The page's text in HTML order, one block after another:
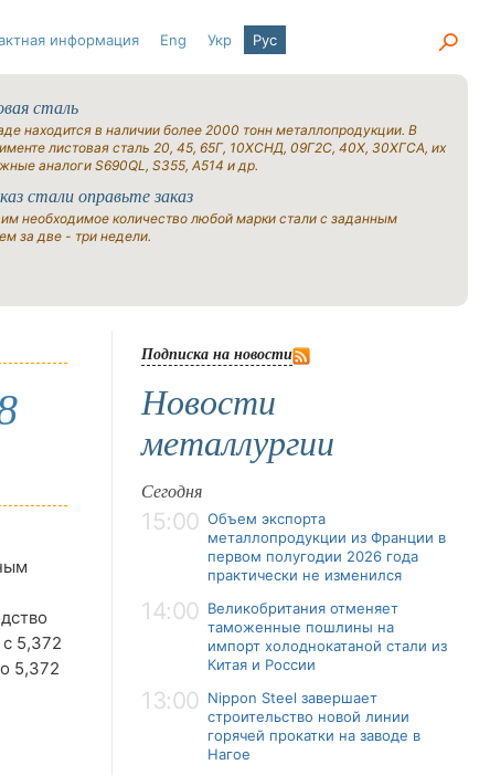
информация Eng Укр Рус
сталь
находится в наличии более 2000 тонн металлопродукции. В
листовая сталь 20, 45, 65Г, 10ХСНД, 09Г2С, 40Х, 30ХГСА, их
аналоги S690QL, S355, A514 и др.
стали оправьте заказ
необходимое количество любой марки стали с заданным
за две - три недели.
5,372
5,372
Подписка на новости
Новости
металлургии
Сегодня
15:00 Объем экспорта
металлопродукции из Франции в
первом полугодии 2026 года
практически не изменился
14:00 Великобритания отменяет
таможенные пошлины на
импорт холоднокатаной стали из
Китая и России
13:00 Nippon Steel завершает
строительство новой линии
горячей прокатки на заводе в
Нагое